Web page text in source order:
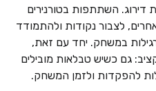
דירוג. השתתפות בטורנירים
לצבור נקודות ולהתמודד
במשחק. יחד עם זאת,
גם כשיש טבלאות מובילים
להפקדות ולזמן המשחק.